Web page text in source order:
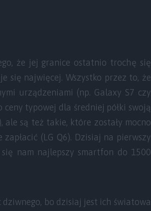
że jej granice ostatnio trochę się
się najwięcej. Wszystko przez to, że
urządzeniami (np. Galaxy S7 czy
ceny typowej dla średniej półki swoją
są też takie, które zostały mocno
(LG Q6). Dzisiaj na pierwszy
nam najlepszy smartfon do 1500
bo dzisiaj jest ich światowa